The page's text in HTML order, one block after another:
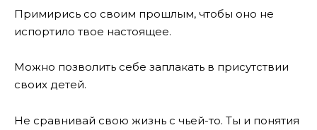
Примирись со своим прошлым, чтобы оно не
испортило твое настоящее.
Можно позволить себе заплакать в присутствии
своих детей.
Не сравнивай свою жизнь с чьей-то. Ты и понятия